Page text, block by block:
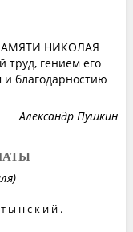
НИКОЛАЯ
гением его
и благодарностию
Александр Пушкин
.